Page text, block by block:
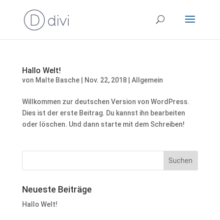
Hallo Welt!
von Malte Basche| Nov. 22, 2018| Allgemein
Willkommen zur deutschen Version von WordPress.
Dies ist der erste Beitrag. Du kannst ihn bearbeiten
oder löschen. Und dann starte mit dem Schreiben!
Neueste Beiträge
Hallo Welt!